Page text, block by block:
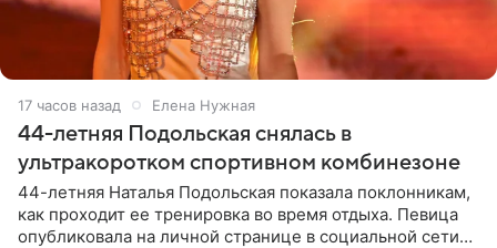
17 часов назад Елена Нужная
44-летняя Подольская снялась в
ультракоротком спортивном комбинезоне
44-летняя Наталья Подольская показала поклонникам,
как проходит ее тренировка во время отдыха. Певица
опубликовала на личной странице в социальной сети